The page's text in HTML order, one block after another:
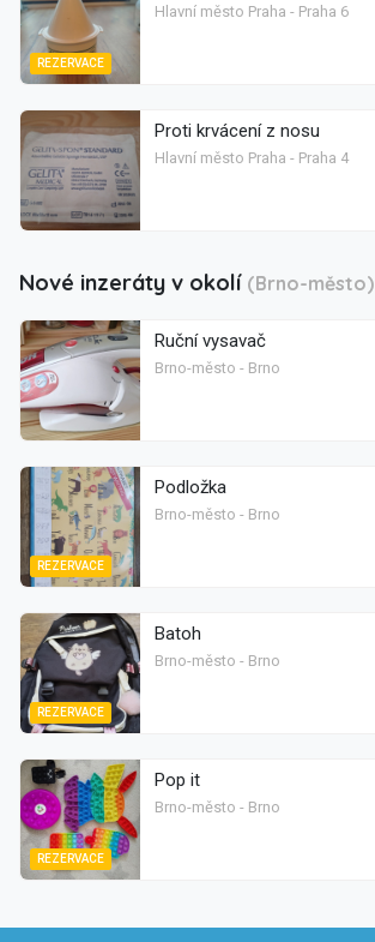
REZERVACE
Hlavní město Praha - Praha 6
Proti krvácení z nosu
Hlavní město Praha - Praha 4
Nové inzeráty v okolí (Brno-město)
Ruční vysavač
Brno-město - Brno
REZERVACE
Podložka
Brno-město - Brno
REZERVACE
Batoh
Brno-město - Brno
REZERVACE
Pop it
Brno-město - Brno